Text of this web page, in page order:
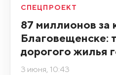
СПЕЦПРОЕКТ
87 миллионов за
Благовещенске:
дорогого жилья
3 июня, 10:43